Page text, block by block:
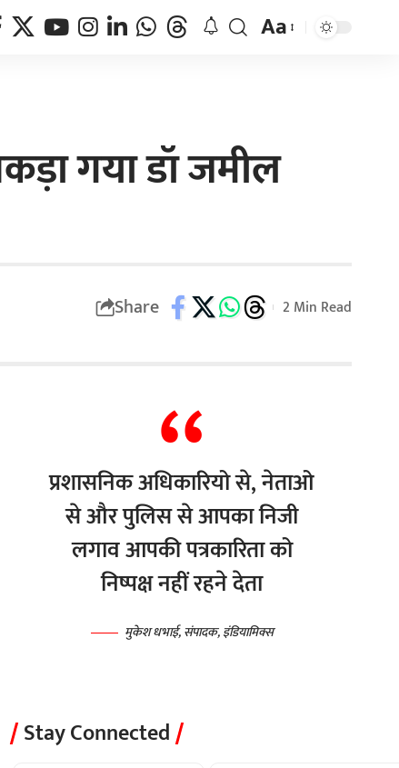
Aa
गया डॉ जमील
Share 2 Min Read
प्रशासनिक अधिकारियो से, नेताओ
से और पुलिस से आपका निजी
लगाव आपकी पत्रकारिता को
निष्पक्ष नहीं रहने देता
मुकेश धभाई, संपादक, इंडियामिक्स
Stay Connected